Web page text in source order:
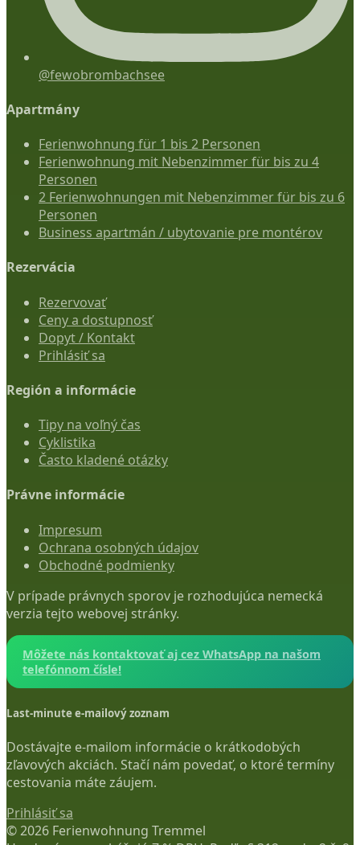
@fewobrombachsee
Apartmány
Ferienwohnung für 1 bis 2 Personen
Ferienwohnung mit Nebenzimmer für bis zu 4
Personen
2 Ferienwohnungen mit Nebenzimmer für bis zu 6
Personen
Business apartmán / ubytovanie pre montérov
Rezervácia
Rezervovať
Ceny a dostupnosť
Dopyt / Kontakt
Prihlásiť sa
Región a informácie
Tipy na voľný čas
Cyklistika
Často kladené otázky
Právne informácie
Impresum
Ochrana osobných údajov
Obchodné podmienky
V prípade právnych sporov je rozhodujúca nemecká
verzia tejto webovej stránky.
Môžete nás kontaktovať aj cez WhatsApp na našom
telefónnom čísle!
Last-minute e-mailový zoznam
Dostávajte e-mailom informácie o krátkodobých
zľavových akciách. Stačí nám povedať, o ktoré termíny
cestovania máte záujem.
Prihlásiť sa
© 2026 Ferienwohnung Tremmel